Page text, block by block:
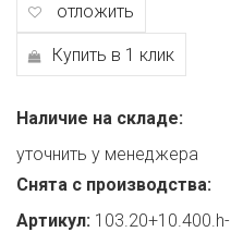
отложить
Купить в 1 клик
Наличие на складе:
уточнить у менеджера
Снята с производства:
Артикул: 103.20+10.400.h-